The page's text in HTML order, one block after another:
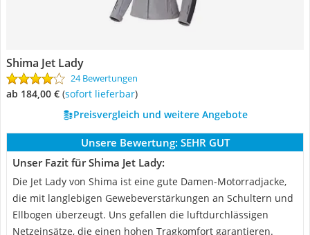
Shima Jet Lady
24 Bewertungen
ab 184,00 € ( Sofort lieferbar)
Preisvergleich und weitere Angebote
Unsere Bewertung: SEHR GUT
Unser Fazit für Shima Jet Lady:
Die Jet Lady von Shima ist eine gute Damen-Motorradjacke,
die mit langlebigen Gewebeverstärkungen an Schultern und
Ellbogen überzeugt. Uns gefallen die luftdurchlässigen
Netzeinsätze, die einen hohen Tragkomfort garantieren.